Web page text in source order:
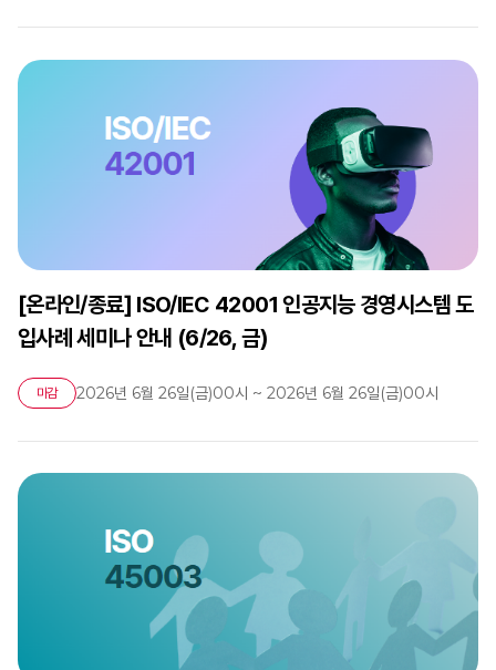
[온라인/종료] ISO/IEC 42001 인공지능 경영시스템 도
입사례 세미나 안내 (6/26, 금)
마감 2026년 6월 26일(금)00시 ~ 2026년 6월 26일(금)00시